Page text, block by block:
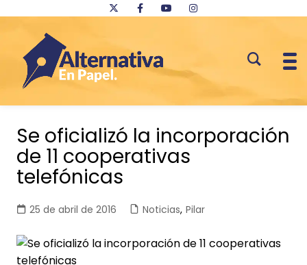
contenido
Se oficializó la incorporación
de 11 cooperativas
telefónicas
25 de abril de 2016 Noticias, Pilar